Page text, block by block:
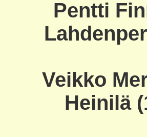
Pentti
Veikko
Heinilä